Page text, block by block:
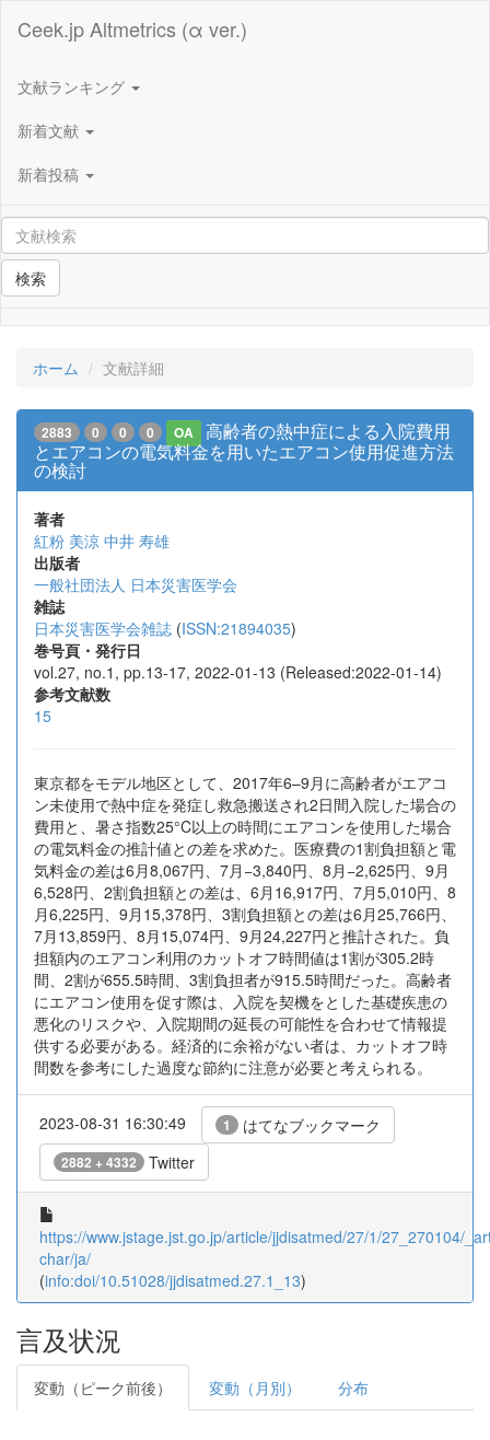
Ceek.jp Altmetrics (α ver.)
文献ランキング
新着文献
新着投稿
検索
ホーム 文献詳細
2883 0 0 0 OA
高齢者の熱中症による入院費用
とエアコンの電気料金を用いたエアコン使用促進方法
の検討
著者
紅粉 美涼 中井 寿雄
出版者
一般社団法人 日本災害医学会
雑誌
日本災害医学会雑誌 (ISSN:21894035)
巻号頁・発行日
vol.27, no.1, pp.13-17, 2022-01-13 (Released:2022-01-14)
参考文献数
15
東京都をモデル地区として、2017年6–9月に高齢者がエアコ
ン未使用で熱中症を発症し救急搬送され2日間入院した場合の
費用と、暑さ指数25°C以上の時間にエアコンを使用した場合
の電気料金の推計値との差を求めた。医療費の1割負担額と電
気料金の差は6月8,067円、7月−3,840円、8月−2,625円、9月
6,528円、2割負担額との差は、6月16,917円、7月5,010円、8
月6,225円、9月15,378円、3割負担額との差は6月25,766円、
7月13,859円、8月15,074円、9月24,227円と推計された。負
担額内のエアコン利用のカットオフ時間値は1割が305.2時
間、2割が655.5時間、3割負担者が915.5時間だった。高齢者
にエアコン使用を促す際は、入院を契機をとした基礎疾患の
悪化のリスクや、入院期間の延長の可能性を合わせて情報提
供する必要がある。経済的に余裕がない者は、カットオフ時
間数を参考にした過度な節約に注意が必要と考えられる。
2023-08-31 16:30:49 1 はてなブックマーク
2882 + 4332 Twitter
https://www.jstage.jst.go.jp/article/jjdisatmed/27/1/27_270104/
char/ja/
(info:doi/10.51028/jjdisatmed.27.1_13)
言及状況
変動（ピーク前後） 変動（月別） 分布